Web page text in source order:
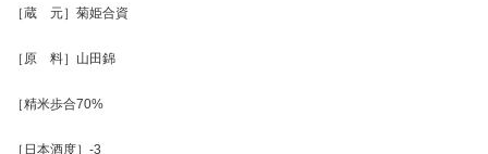
［蔵 元］菊姫合資
［原 料］山田錦
［精米歩合70%
［日本酒度］-3